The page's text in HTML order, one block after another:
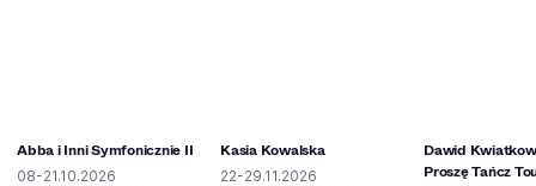
Abba i Inni Symfonicznie II
08-21.10.2026
Kasia Kowalska
22-29.11.2026
Dawid
Proszę Tańcz